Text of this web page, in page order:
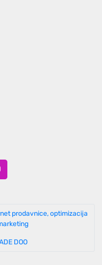
prodavnice, optimizacija
DOO